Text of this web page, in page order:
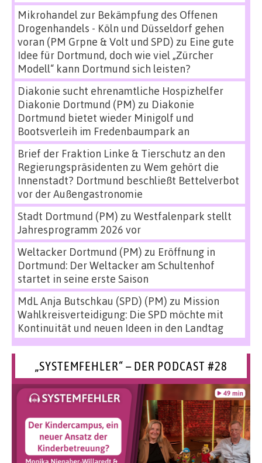
Mikrohandel zur Bekämpfung des Offenen
Drogenhandels - Köln und Düsseldorf gehen
voran (PM Grpne & Volt und SPD) zu Eine gute
Idee für Dortmund, doch wie viel „Zürcher
Modell“ kann Dortmund sich leisten?
Diakonie sucht ehrenamtliche Hospizhelfer
Diakonie Dortmund (PM) zu Diakonie
Dortmund bietet wieder Minigolf und
Bootsverleih im Fredenbaumpark an
Brief der Fraktion Linke & Tierschutz an den
Regierungspräsidenten zu Wem gehört die
Innenstadt? Dortmund beschließt Bettelverbot
vor der Außengastronomie
Stadt Dortmund (PM) zu Westfalenpark stellt
Jahresprogramm 2026 vor
Weltacker Dortmund (PM) zu Eröffnung in
Dortmund: Der Weltacker am Schultenhof
startet in seine erste Saison
MdL Anja Butschkau (SPD) (PM) zu Mission
Wahlkreisverteidigung: Die SPD möchte mit
Kontinuität und neuen Ideen in den Landtag
„SYSTEMFEHLER“ – DER PODCAST #28